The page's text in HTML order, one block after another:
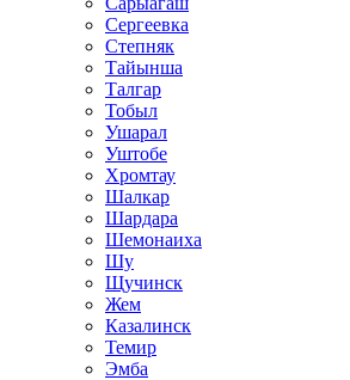
Сергеевка
Степняк
Тайынша
Талгар
Тобыл
Ушарал
Уштобе
Хромтау
Шалкар
Шардара
Шемонаиха
Шу
Щучинск
Жем
Казалинск
Темир
Эмба